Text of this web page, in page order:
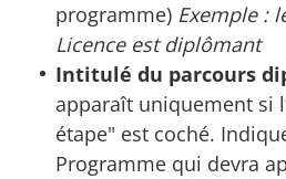
programme) Exemple :
Licence est diplômant
Intitulé du parcours
apparaît uniquement si
étape" est coché.
Programme qui devra